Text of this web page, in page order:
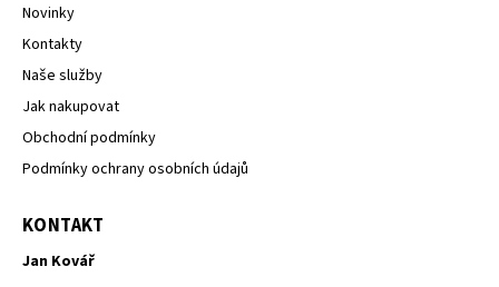
Novinky
Kontakty
Naše služby
Jak nakupovat
Obchodní podmínky
Podmínky ochrany osobních údajů
KONTAKT
Jan Kovář